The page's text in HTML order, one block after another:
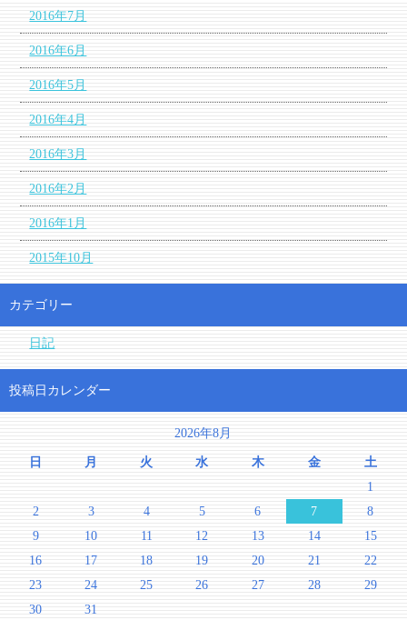
2016年7月
2016年6月
2016年5月
2016年4月
2016年3月
2016年2月
2016年1月
2015年10月
カテゴリー
日記
投稿日カレンダー
2026年8月
日 月 火 水 木 金 土
1
2
3 4 5 6 7
8
9
10 11 12 13 14
15
16
17 18 19 20 21
22
23
24 25 26 27 28
29
30
31